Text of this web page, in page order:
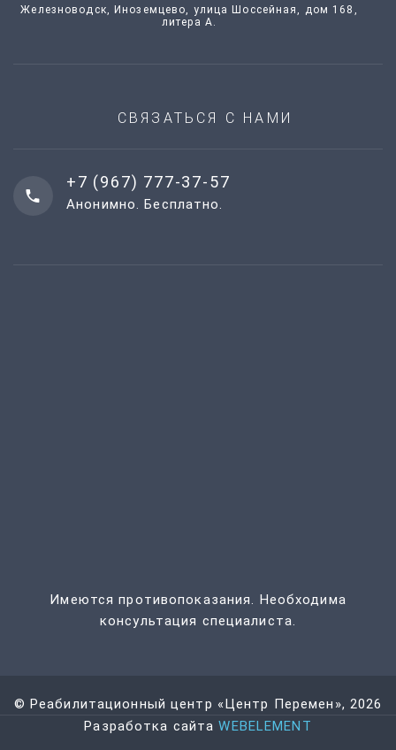
Железноводск, Иноземцево, улица Шоссейная, дом 168,
литера А.
СВЯЗАТЬСЯ С НАМИ
+7 (967) 777-37-57
Анонимно. Бесплатно.
Имеются противопоказания. Необходима
консультация специалиста.
© Реабилитационный центр «Центр Перемен», 2026
Разработка сайтаWEBELEMENT